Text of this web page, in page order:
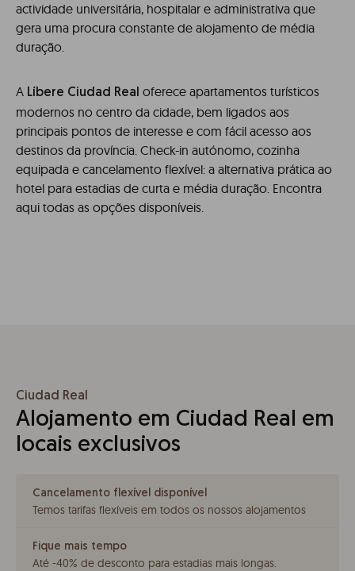
actividade universitária, hospitalar e administrativa que
gera uma procura constante de alojamento de média
duração.
A Líbere Ciudad Real oferece apartamentos turísticos
modernos no centro da cidade, bem ligados aos
principais pontos de interesse e com fácil acesso aos
destinos da província. Check-in autónomo, cozinha
equipada e cancelamento flexível: a alternativa prática ao
hotel para estadias de curta e média duração. Encontra
aqui todas as opções disponíveis.
Ciudad Real
Alojamento em Ciudad Real em
locais exclusivos
Cancelamento flexível disponível
Temos tarifas flexíveis em todos os nossos alojamentos
Fique mais tempo
Até -40% de desconto para estadias mais longas.